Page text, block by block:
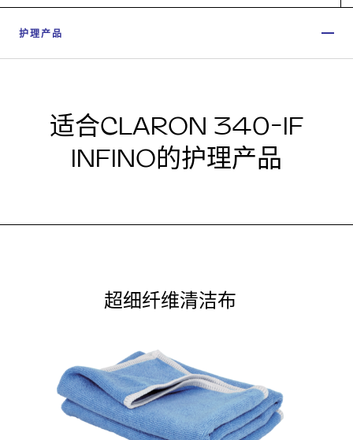
护理产品
适合CLARON 340-IF
INFINO的护理产品
超细纤维清洁布